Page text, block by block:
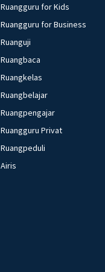
Ruangguru for Kids
Ruangguru for Business
Ruanguji
Ruangbaca
Ruangkelas
Ruangbelajar
Ruangpengajar
Ruangguru Privat
Ruangpeduli
Airis